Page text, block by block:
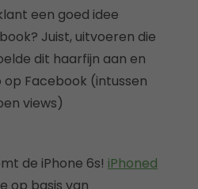
een goed idee
Juist, uitvoeren die
dit haarfijn aan en
Facebook (intussen
views)
de iPhone 6s! iPhoned